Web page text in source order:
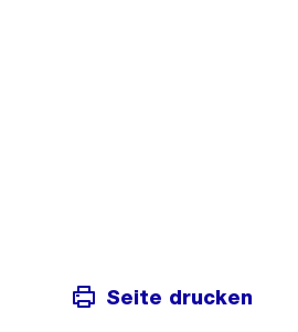
Seite drucken